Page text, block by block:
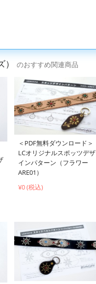
） のおすすめ関連商品
＜PDF無料ダウンロード＞
LCオリジナルスポッツデザ
インパターン（フラワー
ARE01）
¥0 (税込)